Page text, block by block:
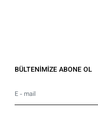
BÜLTENİMİZE ABONE OL